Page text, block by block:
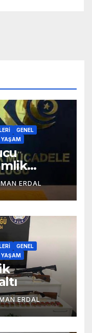
GENEL
YAŞAM
ERDAL
GENEL
YAŞAM
ERDAL